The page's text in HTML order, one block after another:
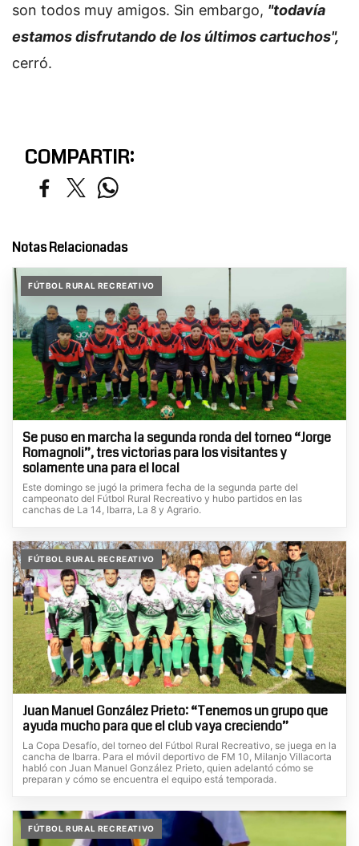
son todos muy amigos. Sin embargo, "todavía
estamos disfrutando de los últimos cartuchos",
cerró.
COMPARTIR:
Notas Relacionadas
FÚTBOL RURAL RECREATIVO
Se puso en marcha la segunda ronda del torneo “Jorge
Romagnoli”, tres victorias para los visitantes y
solamente una para el local
Este domingo se jugó la primera fecha de la segunda parte del
campeonato del Fútbol Rural Recreativo y hubo partidos en las
canchas de La 14, Ibarra, La 8 y Agrario.
FÚTBOL RURAL RECREATIVO
Juan Manuel González Prieto: “Tenemos un grupo que
ayuda mucho para que el club vaya creciendo”
La Copa Desafío, del torneo del Fútbol Rural Recreativo, se juega en la
cancha de Ibarra. Para el móvil deportivo de FM 10, Milanjo Villacorta
habló con Juan Manuel González Prieto, quien adelantó cómo se
preparan y cómo se encuentra el equipo está temporada.
FÚTBOL RURAL RECREATIVO